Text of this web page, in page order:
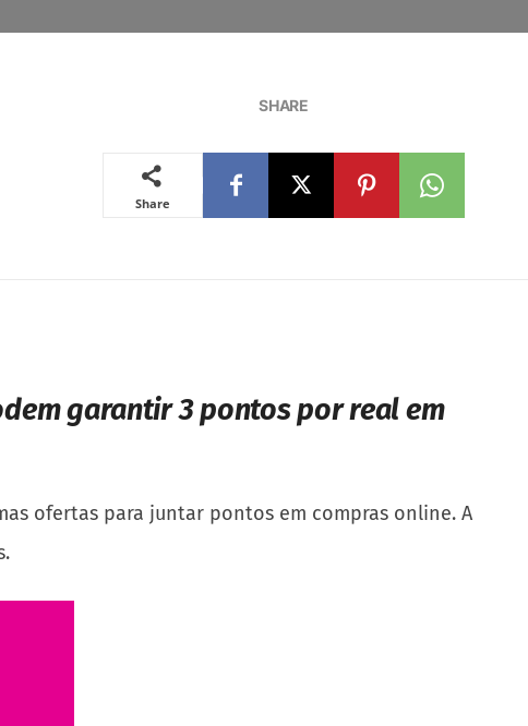
SHARE
Share
garantir 3 pontos por real em
ofertas para juntar pontos em compras online. A